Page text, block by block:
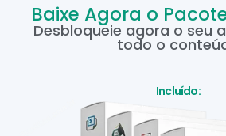
Baixe Agora o
Desbloqueie agora o seu
todo o
Incluído: